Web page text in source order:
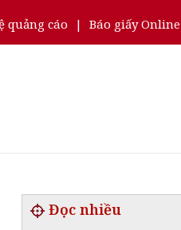
quảng cáo | Báo giấy Online
Đọc nhiều